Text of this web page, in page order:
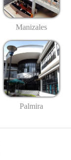
Manizales
Palmira